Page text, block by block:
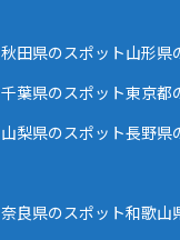
秋田県のスポット山形県
千葉県のスポット東京都
山梨県のスポット長野県
奈良県のスポット和歌山